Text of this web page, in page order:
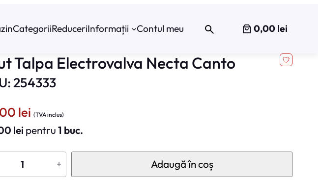
CategoriiReduceriInformații Contul meu 0,00 lei
Talpa Electrovalva Necta Canto
254333
lei (TVA inclus)
lei pentru1 buc.
+ Adaugă în coș